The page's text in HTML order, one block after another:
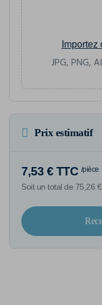
JPG, PNG,
Prix estimatif
7,53 € TTC /pièce
Soit un total de 75,26